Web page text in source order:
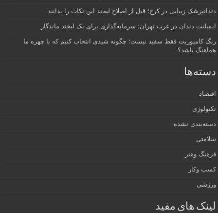
دندانپزشک زیبایی در کرج؛ قبل از اصلاح لبخند این نکات را بدانید
ایمپلنت دندان در غرب تهران؛ سرمایه‌گذاری برای یک لبخند ماندگار
رنگ کامپوزیت فقط سفید نیست؛ چگونه شیدی انتخاب کنیم که با چهره ما
هماهنگ باشد؟
دسته‌ها
اقتصاد
تکنولوژی
دسته‌بندی نشده
سلامتی
فرهنگ وهنر
کسب وکار
ورزشی
لینک های مفید